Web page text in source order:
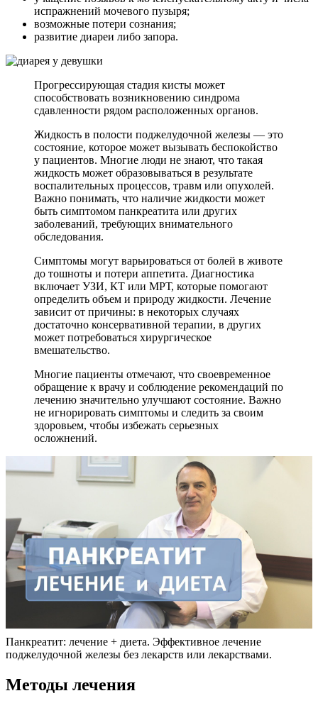
испражнений мочевого пузыря;
возможные потери сознания;
развитие диареи либо запора.
Прогрессирующая стадия кисты может
способствовать возникновению синдрома
сдавленности рядом расположенных органов.
Жидкость в полости поджелудочной железы — это
состояние, которое может вызывать беспокойство
у пациентов. Многие люди не знают, что такая
жидкость может образовываться в результате
воспалительных процессов, травм или опухолей.
Важно понимать, что наличие жидкости может
быть симптомом панкреатита или других
заболеваний, требующих внимательного
обследования.
Симптомы могут варьироваться от болей в животе
до тошноты и потери аппетита. Диагностика
включает УЗИ, КТ или МРТ, которые помогают
определить объем и природу жидкости. Лечение
зависит от причины: в некоторых случаях
достаточно консервативной терапии, в других
может потребоваться хирургическое
вмешательство.
Многие пациенты отмечают, что своевременное
обращение к врачу и соблюдение рекомендаций по
лечению значительно улучшают состояние. Важно
не игнорировать симптомы и следить за своим
здоровьем, чтобы избежать серьезных
осложнений.
Панкреатит: лечение + диета. Эффективное лечение
поджелудочной железы без лекарств или лекарствами.
Методы лечения